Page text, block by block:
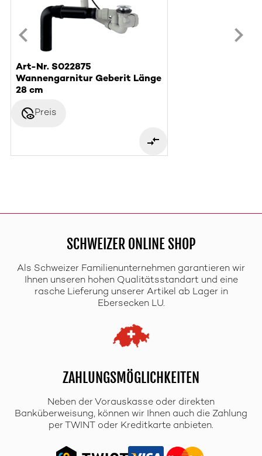
Art-Nr. S022875
Wannengarnitur Geberit Länge
28 cm
disabled_visiblePreis
SCHWEIZER ONLINE SHOP
Als Schweizer Familienunternehmen garantieren wir
Ihnen unseren hohen Qualitätsstandart und eine
rasche Lieferung unserer Artikel ab Lager in
Ebersecken LU.
ZAHLUNGSMÖGLICHKEITEN
Neben der Vorauskasse oder direkten
Banküberweisung, können wir Ihnen auch die Zahlung
per TWINT oder Kreditkarte anbieten.